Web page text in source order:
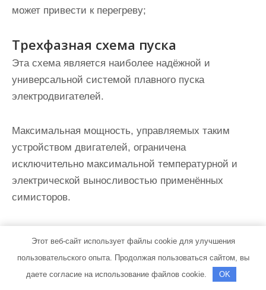
может привести к перегреву;
Трехфазная схема пуска
Эта схема является наиболее надёжной и
универсальной системой плавного пуска
электродвигателей.
Максимальная мощность, управляемых таким
устройством двигателей, ограничена
исключительно максимальной температурной и
электрической выносливостью применённых
симисторов.
, таких как: динамический тормоз, подхват
обратного хода или балансировку ограничения
магнитного поля и тока.
Этот веб-сайт использует файлы cookie для улучшения
пользовательского опыта. Продолжая пользоваться сайтом, вы
даете согласие на использование файлов cookie.
OK